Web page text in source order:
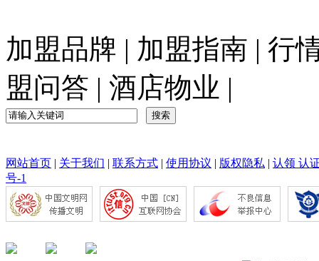
加盟品牌 | 加盟指南 | 行
盟问答 | 酒店物业 |
网站首页 | 关于我们 | 联系方式 | 使用协议 | 版权隐私 | 认领 认
号-1